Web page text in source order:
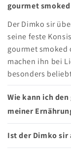
gourmet smoked
Der Dimko sir
seine feste
gourmet smoked
machen ihn bei
besonders
Wie kann ich
meiner
Ist der Dimko sir